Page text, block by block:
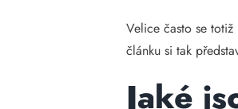
Velice často se
článku si tak
Jaké